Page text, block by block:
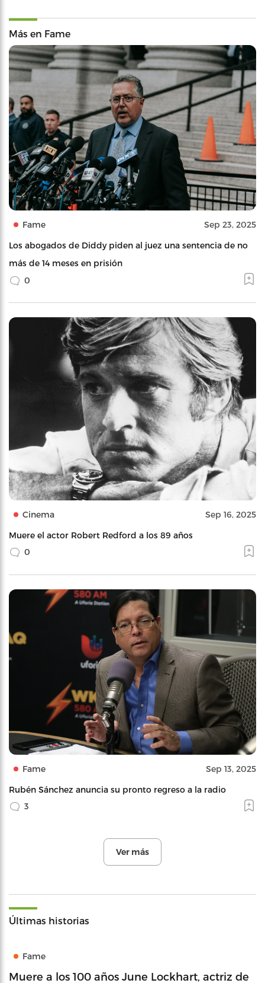
Más en Fame
Fame Sep 23, 2025
Los abogados de Diddy piden al juez una sentencia de no
más de 14 meses en prisión
0
Cinema Sep 16, 2025
Muere el actor Robert Redford a los 89 años
0
Fame Sep 13, 2025
Rubén Sánchez anuncia su pronto regreso a la radio
3
Ver más
Últimas historias
Fame
Muere a los 100 años June Lockhart, actriz de